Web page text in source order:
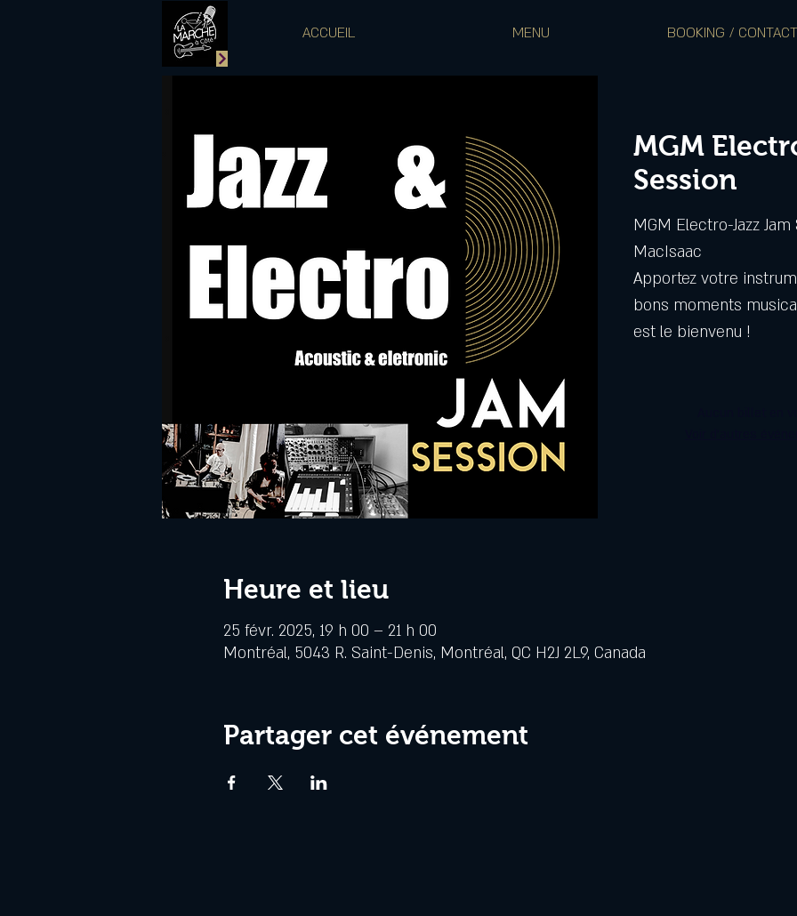
ACCUEIL MENU BOOKING / CONTACT
MGM
Session
MGM Electro-Jazz
MacIsaac
Apportez votre
bons moments
est le bienvenu !
Heure et lieu
25 févr. 2025, 19 h 00 – 21 h 00
Montréal, 5043 R. Saint-Denis, Montréal, QC H2J 2L9, Canada
Partager cet événement